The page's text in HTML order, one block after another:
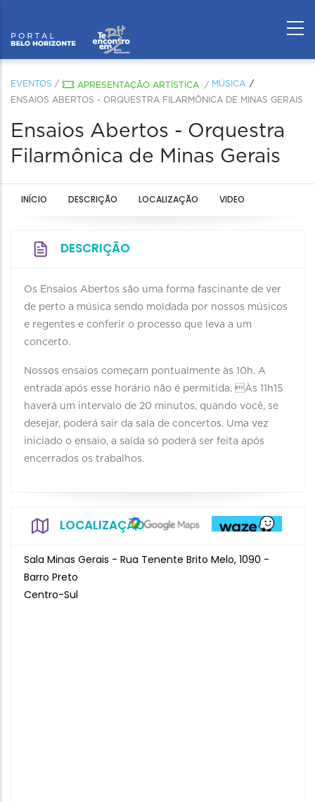
EVENTOS / APRESENTAÇÃO ARTÍSTICA / MÚSICA
ENSAIOS ABERTOS - ORQUESTRA FILARMÔNICA DE MINAS GERAIS
Ensaios Abertos - Orquestra
Filarmônica de Minas Gerais
INÍCIO DESCRIÇÃO LOCALIZAÇÃO VIDEO
DESCRIÇÃO
Os Ensaios Abertos são uma forma fascinante de ver
de perto a música sendo moldada por nossos músicos
e regentes e conferir o processo que leva a um
concerto.
Nossos ensaios começam pontualmente às 10h. A
entrada após esse horário não é permitida. Às 11h15
haverá um intervalo de 20 minutos, quando você, se
desejar, poderá sair da sala de concertos. Uma vez
iniciado o ensaio, a saída só poderá ser feita após
encerrados os trabalhos.
LOCALIZAÇÃO
Sala Minas Gerais - Rua Tenente Brito Melo, 1090 -
Barro Preto
Centro-Sul